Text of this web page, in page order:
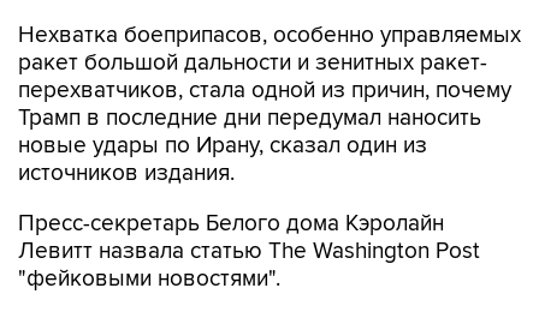
Нехватка боеприпасов, особенно управляемых
ракет большой дальности и зенитных ракет-
перехватчиков, стала одной из причин, почему
Трамп в последние дни передумал наносить
новые удары по Ирану, сказал один из
источников издания.
Пресс-секретарь Белого дома Кэролайн
Левитт назвала статью The Washington Post
"фейковыми новостями".